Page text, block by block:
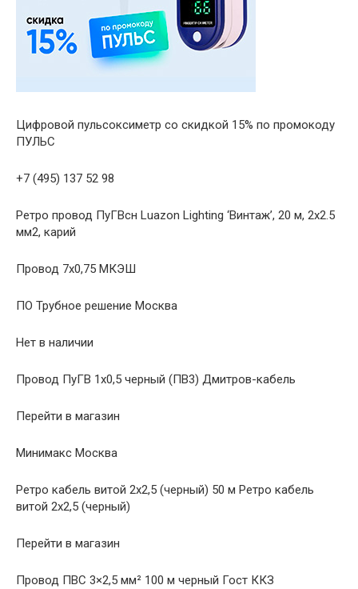
Цифровой пульсоксиметр со скидкой 15% по промокоду
ПУЛЬС
+7 (495) 137 52 98
Ретро провод ПуГВсн Luazon Lighting ‘Винтаж’, 20 м, 2х2.5
мм2, карий
Провод 7х0,75 МКЭШ
ПО Трубное решение Москва
Нет в наличии
Провод ПуГВ 1х0,5 черный (ПВ3) Дмитров-кабель
Перейти в магазин
Минимакс Москва
Ретро кабель витой 2х2,5 (черный) 50 м Ретро кабель
витой 2х2,5 (черный)
Перейти в магазин
Провод ПВС 3×2,5 мм² 100 м черный Гост ККЗ